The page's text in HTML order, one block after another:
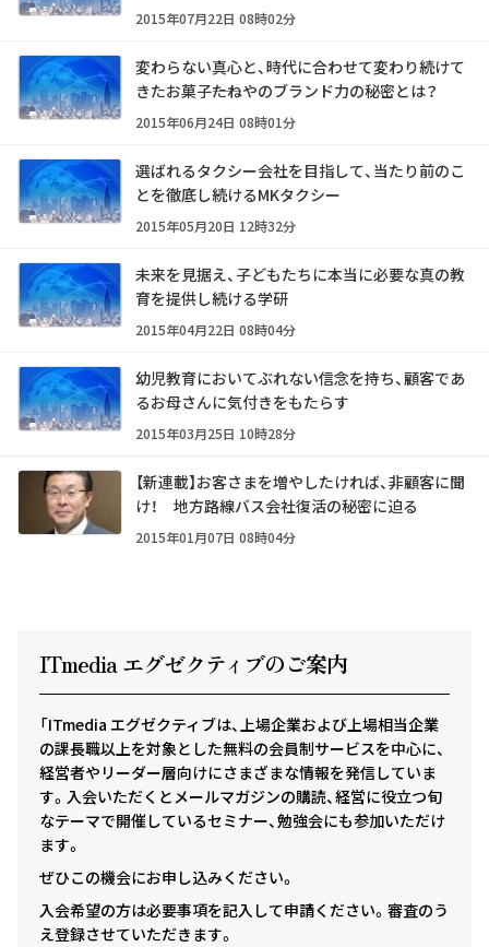
2015年07月22日 08時02分
変わらない真心と、時代に合わせて変わり続けて
きたお菓子――たねやのブランド力の秘密とは？
2015年06月24日 08時01分
選ばれるタクシー会社を目指して、当たり前のこ
とを徹底し続けるMKタクシー
2015年05月20日 12時32分
未来を見据え、子どもたちに本当に必要な真の教
育を提供し続ける学研
2015年04月22日 08時04分
幼児教育においてぶれない信念を持ち、顧客であ
るお母さんに気付きをもたらす
2015年03月25日 10時28分
【新連載】お客さまを増やしたければ、非顧客に聞
け！ 地方路線バス会社復活の秘密に迫る
2015年01月07日 08時04分
ITmedia エグゼクティ ブのご案内
「ITmedia エグゼクティブは、上場企業および上場相当企業
の課長職以上を対象とした無料の会員制サービスを中心に、
経営者やリーダー層向けにさまざまな情報を発信していま
す。入会いただくとメールマガジンの購読、経営に役立つ旬
なテーマで開催しているセミナー、勉強会にも参加いただけ
ます。
ぜひこの機会にお申し込みください。
入会希望の方は必要事項を記入して申請ください。審査のう
え登録させていただきます。